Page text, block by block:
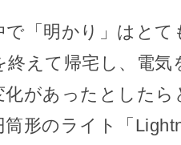
「明かり」はとて
終えて帰宅し、電
化があったとした
形のライト「